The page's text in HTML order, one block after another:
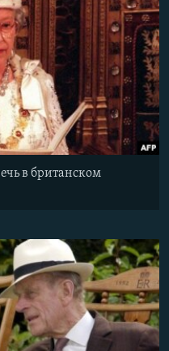
в британском